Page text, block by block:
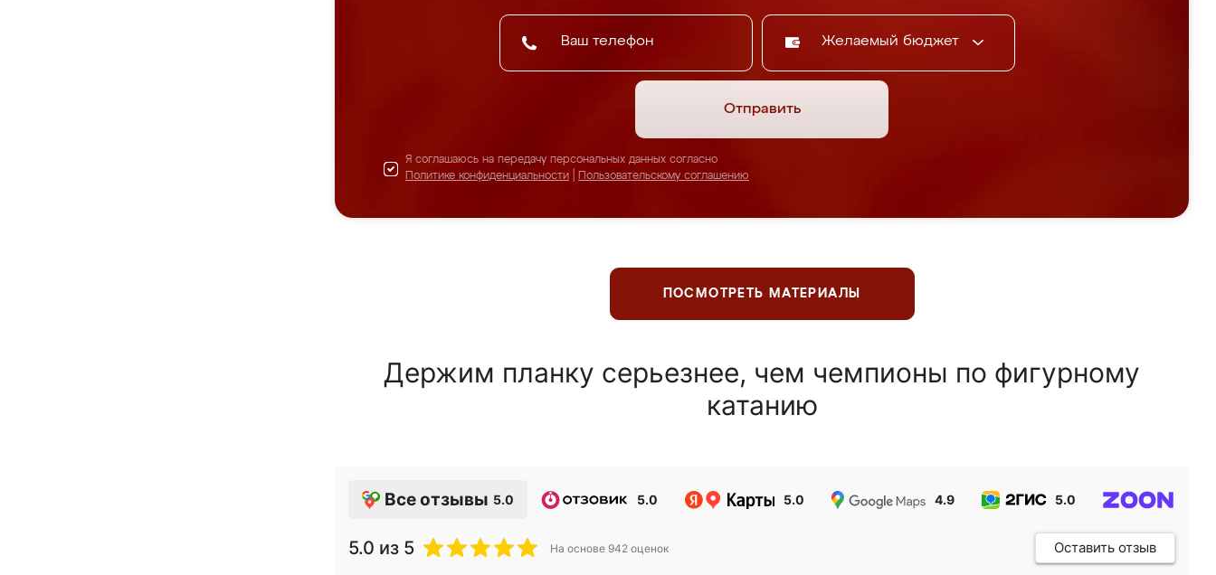
Желаемый бюджет
Отправить
Я соглашаюсь на передачу персональных данных согласно
Политике конфиденциальности
Пользовательскому соглашению
ПОСМОТРЕТЬ МАТЕРИАЛЫ
Держим планку серьезнее, чем чемпионы по фигурному
катанию
Все отзывы 5.0 5.0 5.0 4.9 5.0
5.0 из 5 На основе 942 оценок Оставить отзыв